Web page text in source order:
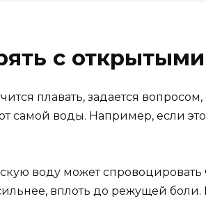
с открытыми
плавать, задается
самой воды. Например, если
воду может
вплоть до режущей